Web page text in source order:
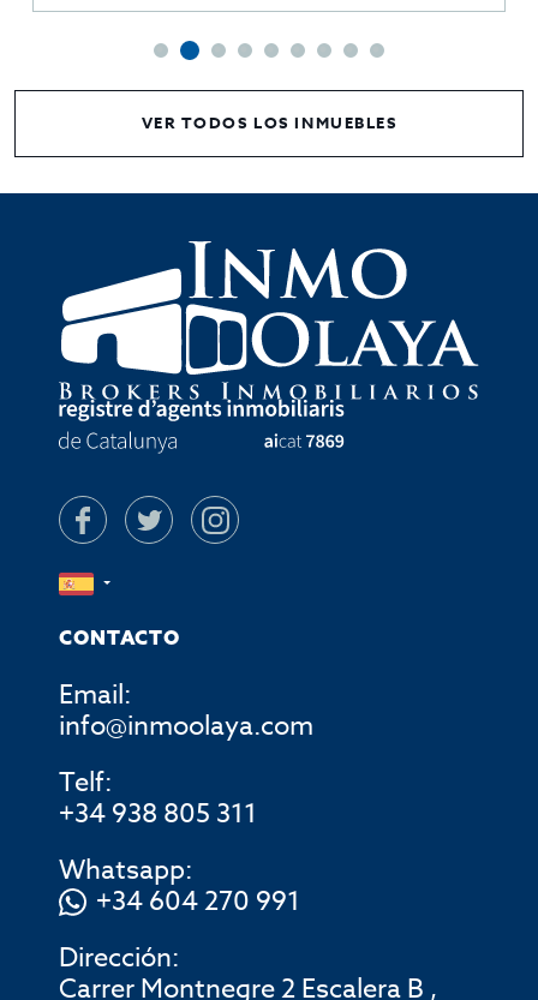
VER TODOS LOS INMUEBLES
CONTACTO
Email:
info@inmoolaya.com
Telf:
+34 938 805 311
Whatsapp:
+34 604 270 991
Dirección:
Carrer Montnegre 2 Escalera B ,